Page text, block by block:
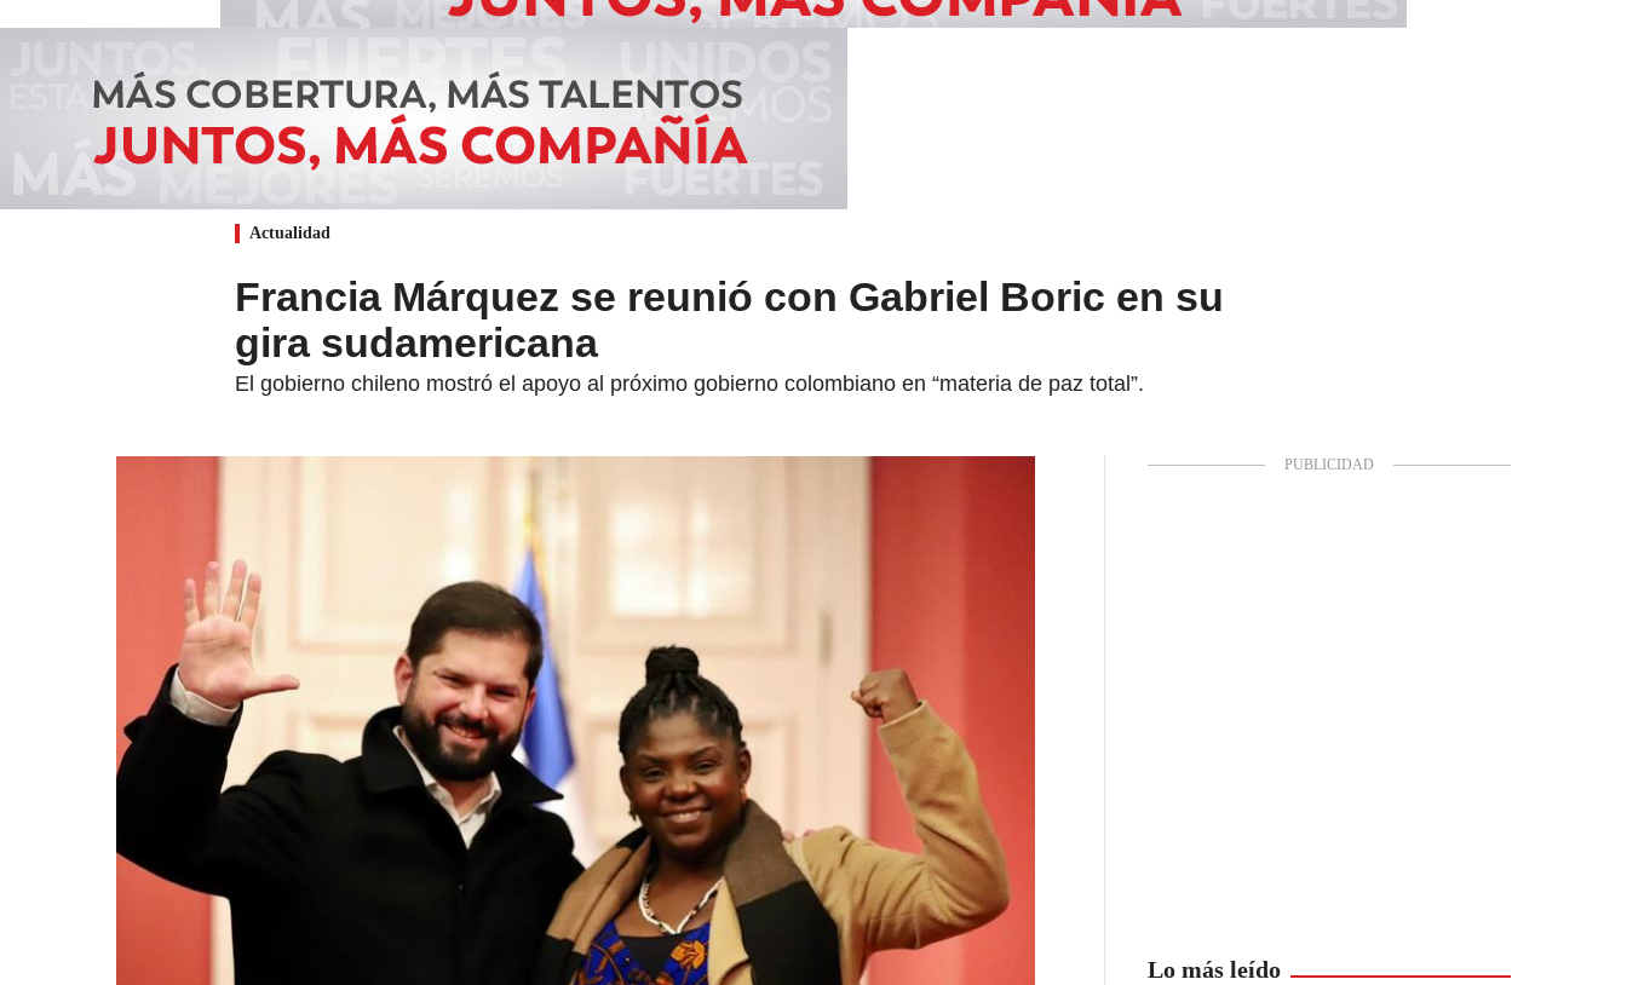
Actualidad
Francia Márquez se reunió con Gabriel Boric en su
gira sudamericana
El gobierno chileno mostró el apoyo al próximo gobierno colombiano en “materia de paz total”.
Lo más leído